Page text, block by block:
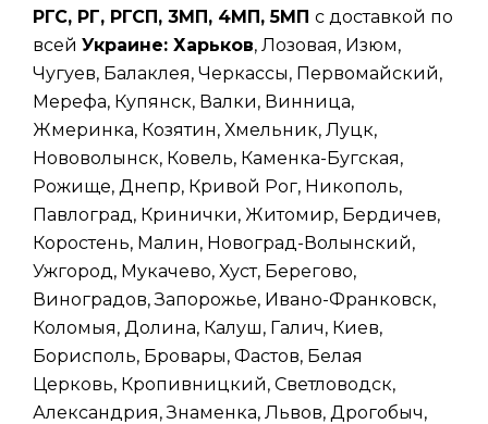
РГС, РГ, РГСП, 3МП, 4МП, 5МП с доставкой по
всей Украине: Харьков, Лозовая, Изюм,
Чугуев, Балаклея, Черкассы, Первомайский,
Мерефа, Купянск, Валки, Винница,
Жмеринка, Козятин, Хмельник, Луцк,
Нововолынск, Ковель, Каменка-Бугская,
Рожище, Днепр, Кривой Рог, Никополь,
Павлоград, Кринички, Житомир, Бердичев,
Коростень, Малин, Новоград-Волынский,
Ужгород, Мукачево, Хуст, Берегово,
Виноградов, Запорожье, Ивано-Франковск,
Коломыя, Долина, Калуш, Галич, Киев,
Борисполь, Бровары, Фастов, Белая
Церковь, Кропивницкий, Светловодск,
Александрия, Знаменка, Львов, Дрогобыч,